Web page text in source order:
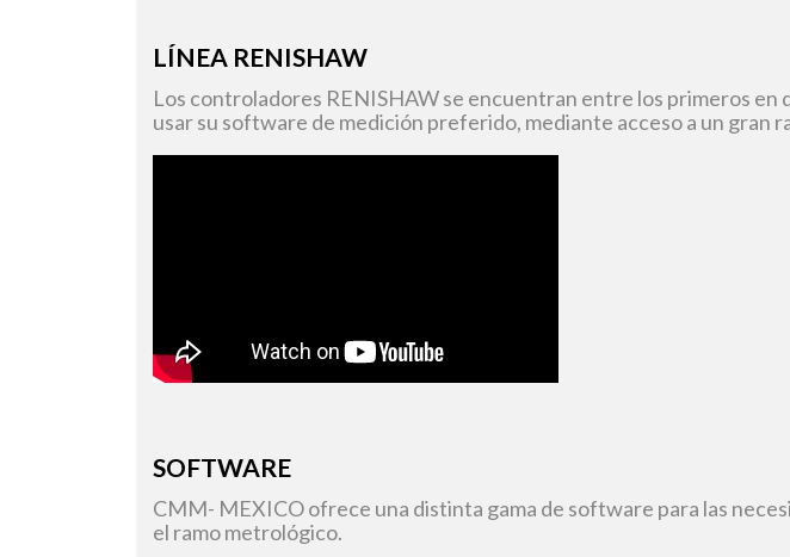
LÍNEA RENISHAW
Los controladores RENISHAW se encuentran entre los primeros
usar su software de medición preferido, mediante acceso a un gran
SOFTWARE
CMM- MEXICO ofrece una distinta gama de software para las
el ramo metrológico.